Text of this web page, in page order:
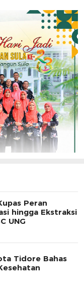
Peran
hingga Ekstraksi
UNG
Tidore Bahas